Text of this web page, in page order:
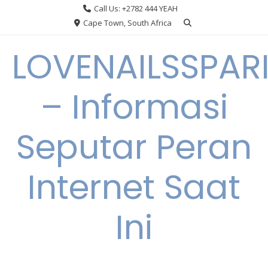
Call Us: +2782 444 YEAH
Cape Town, South Africa
– Informasi
Seputar Peran
Internet Saat
Ini